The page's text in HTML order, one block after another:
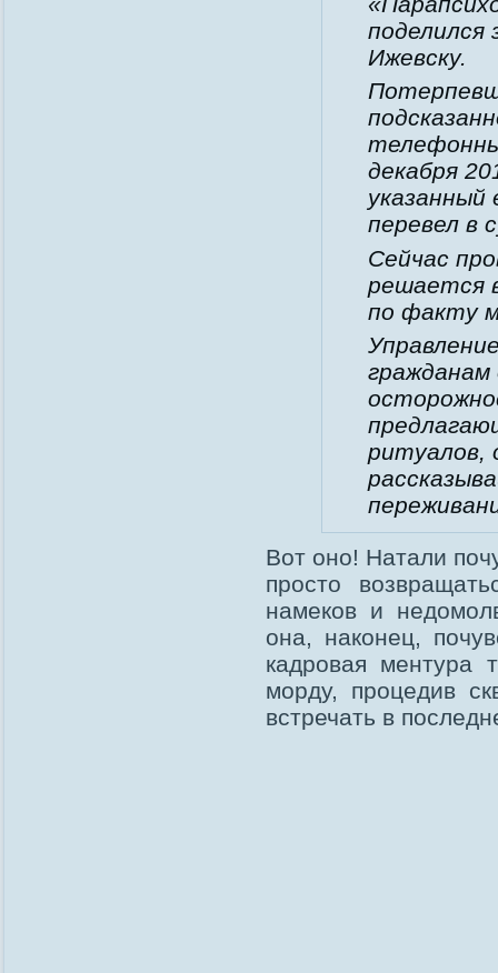
Ижевску.
декабря
указанный
перевел в
Сейчас
решается
по факту
гражданам
ритуалов,
Вот оно! Натали
просто
намеков и
она, наконец,
кадровая ментура
морду, процедив
встречать в